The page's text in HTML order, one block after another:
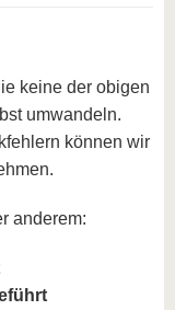
keine der obigen
umwandeln.
können wir
anderem: